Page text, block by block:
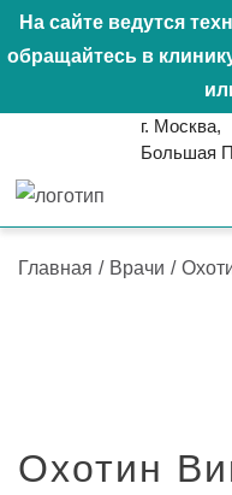
На сайте ведутся
обращайтесь в
г. Москва,
Большая
Главная / Врачи /
Охотин